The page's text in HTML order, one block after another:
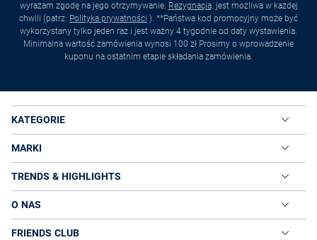
wyrażam zgodę na jego otrzymywanie. Rezygnacja. jest możliwa w każdej
chwili (patrz: Polityka prywatności ). **Państwa kod promocyjny może być
wykorzystany tylko jeden raz i jest ważny 4 tygodnie od daty wystawienia.
Minimalna wartość zamówienia wynosi 100 zł Prosimy o wprowadzenie
kuponu na ostatnim etapie składania zamówienia.
KATEGORIE
MARKI
TRENDS & HIGHLIGHTS
O NAS
FRIENDS CLUB